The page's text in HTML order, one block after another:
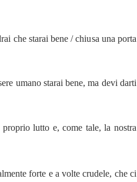
che starai bene / chiusa una porta
umano starai bene, ma devi darti
lutto e, come tale, la nostra
forte e a volte crudele, che ci